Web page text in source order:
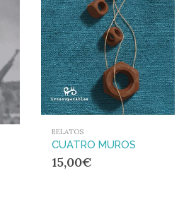
RELATOS
CUATRO MUROS
15,00€